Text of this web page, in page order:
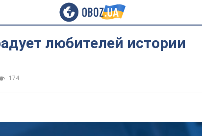
любителей истории
174